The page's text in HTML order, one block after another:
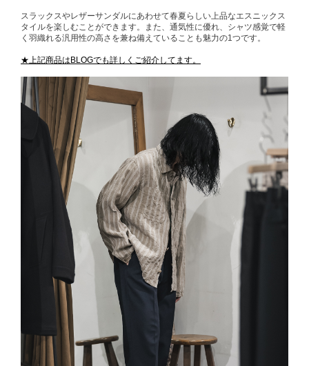
スラックスやレザーサンダルにあわせて春夏らしい上品なエスニックス
タイルを楽しむことができます。また、通気性に優れ、シャツ感覚で軽
く羽織れる汎用性の高さを兼ね備えていることも魅力の1つです。
★上記商品はBLOGでも詳しくご紹介してます。